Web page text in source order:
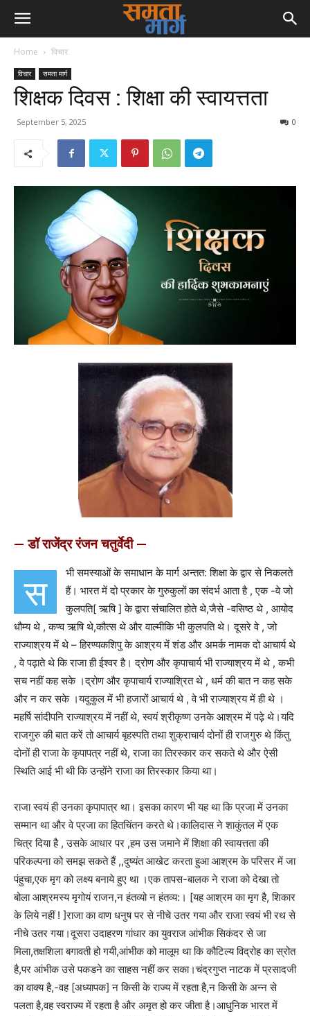
Home विचार
विचार समता मार्ग
शिक्षक दिवस : शिक्षा की स्वायत्तता
September 5, 2025 0
— डॉ राजेंद्र रंजन चतुर्वेदी —
स
भी समस्याओं के समाधान के मार्ग अन्तत: शिक्षा के द्वार से निकलते
हैं। भारत में दो प्रकार के गुरुकुलों का संदर्भ आता है , एक -वे जो
कुलपति[ ऋषि ] के द्वारा संचालित होते थे,जैसे -वसिष्ठ थे , आयोद
धौम्य थे , कण्व ऋषि थे,कौत्स थे और वाल्मीकि भी कुलपति थे। दूसरे वे , जो
राज्याश्रय में थे – हिरण्यकशिपु के आश्रय में शंड और अमर्क नामक दो आचार्य थे
, वे पढ़ाते थे कि राजा ही ईश्वर है। द्रोण और कृपाचार्य भी राज्याश्रय में थे , कभी
सच नहीं कह सके ।द्रोण और कृपाचार्य राज्याश्रित थे , धर्म की बात न कह सके
और न कर सके ।यदुकुल में भी हजारों आचार्य थे , वे भी राज्याश्रय में ही थे ।
महर्षि सांदीपनि राज्याश्रय में नहीं थे, स्वयं श्रीकृष्ण उनके आश्रम में पढ़े थे।यदि
राजगुरु की बात करें तो आचार्य बृहस्पति तथा शुक्राचार्य दोनों ही राजगुरु थे किंतु
दोनों ही राजा के कृपापत्र नहीं थे, राजा का तिरस्कार कर सकते थे और ऐसी
स्थिति आई भी थी कि उन्होंने राजा का तिरस्कार किया था।
राजा स्वयं ही उनका कृपापात्र था। इसका कारण भी यह था कि प्रजा में उनका
सम्मान था और वे प्रजा का हितचिंतन करते थे।कालिदास ने शाकुंतल में एक
चित्र दिया है , उसके आधार पर ,हम उस जमाने में शिक्षा की स्वायत्तता की
परिकल्पना को समझ सकते हैं ,,दुष्यंत आखेट करता हुआ आश्रम के परिसर में जा
पंहुचा,एक मृग को लक्ष्य बनाये हुए था ।एक तापस-बालक ने राजा को देखा तो
बोला आश्रमस्य मृगोयं राजन,न हंतव्यो न हंतव्य:। [यह आश्रम का मृग है, शिकार
के लिये नहीं ! ]राजा का वाण धनुष पर से नीचे उतर गया और राजा स्वयं भी रथ से
नीचे उतर गया।दूसरा उदाहरण गांधार का युवराज आंभीक सिकंदर से जा
मिला,तक्षशिला बगावती हो गयी,आंभीक को मालूम था कि कौटिल्य विद्रोह का स्रोत
है,पर आंभीक उसे पकडने का साहस नहीं कर सका।चंद्रगुप्त नाटक में प्रसादजी
का वाक्य है,-वह [अध्यापक] न किसी के राज्य में रहता है,न किसी के अन्न से
पलता है,वह स्वराज्य में रहता है और अमृत हो कर जीता है।आधुनिक भारत में